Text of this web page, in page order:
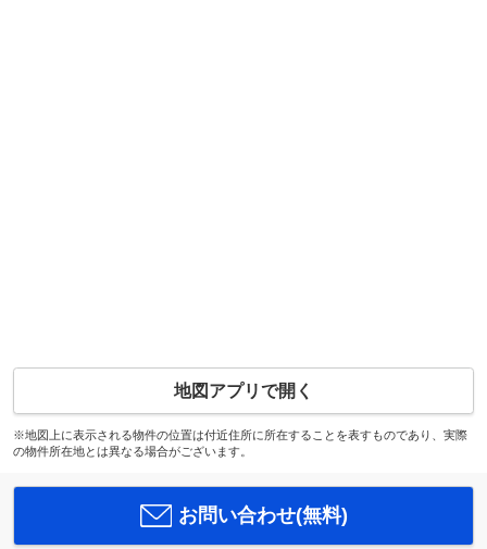
地図アプリで開く
※地図上に表示される物件の位置は付近住所に所在することを表すものであり、実際
の物件所在地とは異なる場合がございます。
お問い合わせ(無料)